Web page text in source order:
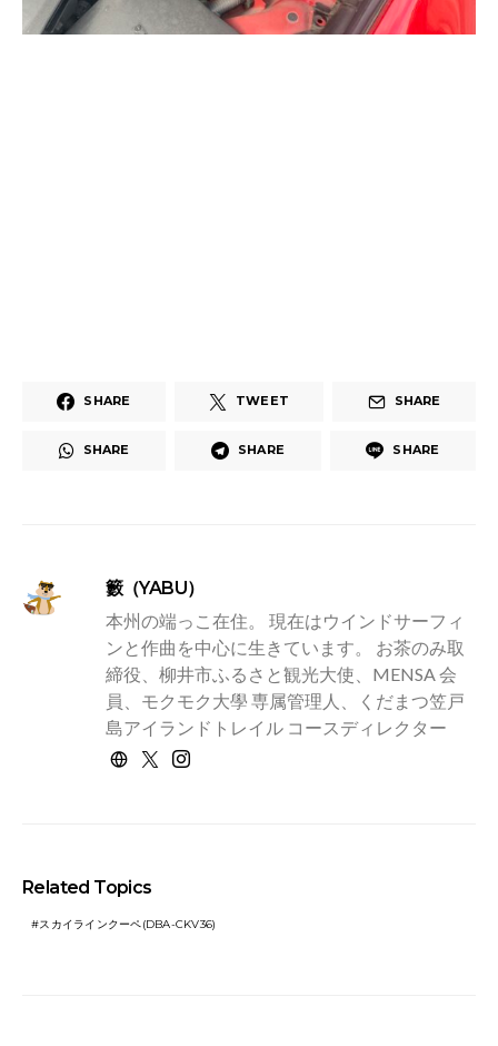
SHARE TWEET SHARE
SHARE SHARE SHARE
籔（YABU）
本州の端っこ在住。 現在はウインドサーフィ
ンと作曲を中心に生きています。 お茶のみ取
締役、柳井市ふるさと観光大使、MENSA 会
員、モクモク大學 専属管理人、くだまつ笠戸
島アイランドトレイル コースディレクター
Related Topics
スカイラインクーペ(DBA-CKV36)